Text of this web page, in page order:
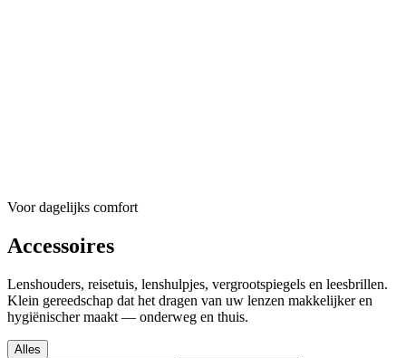
Voor dagelijks comfort
Accessoires
Lenshouders, reisetuis, lenshulpjes, vergrootspiegels en leesbrillen.
Klein gereedschap dat het dragen van uw lenzen makkelijker en
hygiënischer maakt — onderweg en thuis.
Alles